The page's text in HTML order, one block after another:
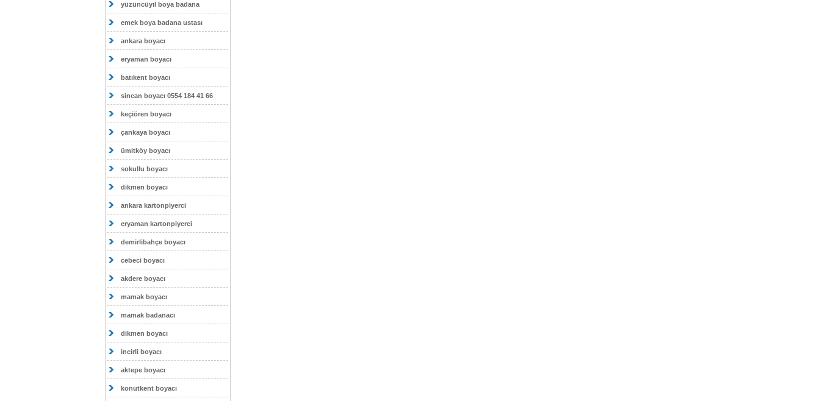
yüzüncüyıl boya badana
emek boya badana ustası
ankara boyacı
eryaman boyacı
batıkent boyacı
sincan boyacı 0554 184 41 66
keçiören boyacı
çankaya boyacı
ümitköy boyacı
sokullu boyacı
dikmen boyacı
ankara kartonpiyerci
eryaman kartonpiyerci
demirlibahçe boyacı
cebeci boyacı
akdere boyacı
mamak boyacı
mamak badanacı
dikmen boyacı
incirli boyacı
aktepe boyacı
konutkent boyacı